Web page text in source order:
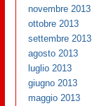
novembre 2013
ottobre 2013
settembre 2013
agosto 2013
luglio 2013
giugno 2013
maggio 2013